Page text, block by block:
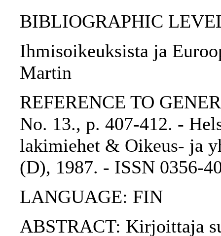
BIBLIOGRAPHIC
Ihmisoikeuksista ja
Martin
REFERENCE TO
No. 13., p. 407-412. -
lakimiehet & Oikeus- ja
(D), 1987. - ISSN 0356-
LANGUAGE: FIN
ABSTRACT: Kirjoittaja